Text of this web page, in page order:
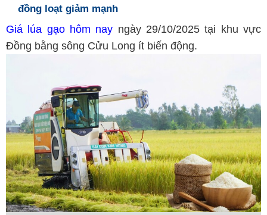
đồng loạt giảm mạnh
Giá lúa gạo hôm nay ngày 29/10/2025 tại khu vực
Đồng bằng sông Cửu Long ít biến động.